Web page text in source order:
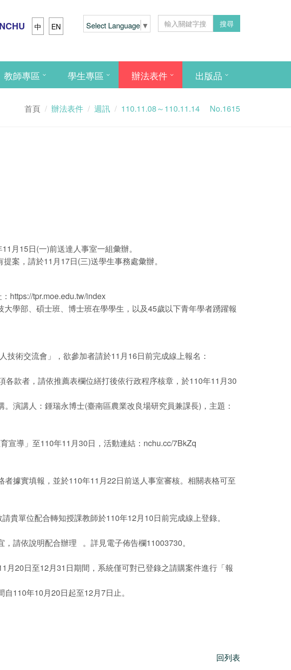
中 EN Select Language ▼ 搜尋
教師專區 學生專區 辦法表件 出版品
首頁 辦法表件 週訊 110.11.08～110.11.14 No.1615
月15日(一)前送達人事室一組彙辦。
案，請於11月17日(三)送學生事務處彙辦。
https://tpr.moe.edu.tw/index
學部、碩士班、博士班在學學生，以及45歲以下青年學者踴躍報
術交流會」，欲參加者請於11月16日前完成線上報名：
款者，請依推薦表欄位繕打後依行政程序核章，於110年11月30
演講人：鍾瑞永博士(臺南區農業改良場研究員兼課長)，主題：
宣導」至110年11月30日，活動連結：nchu.cc/7BkZq
據實填報，並於110年11月22日前送人事室審核。相關表格可至
貴單位配合轉知授課教師於110年12月10日前完成線上登錄。
請依說明配合辦理 。詳見電子佈告欄11003730。
20日至12月31日期間，系統僅可對已登錄之請購案件進行「報
110年10月20日起至12月7日止。
回列表